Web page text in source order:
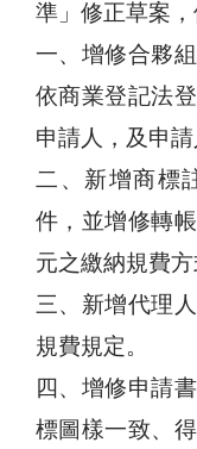
準」修正草案
一、增修合夥
依商業登記法
申請人，及申請
二、新增商標
件，並增修轉
元之繳納規費方
三、新增代理
規費規定。
四、增修申請
標圖樣一致、